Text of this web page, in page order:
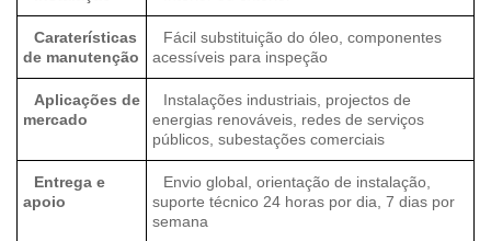
Caraterísticas
de manutenção
Fácil substituição do óleo, componentes
acessíveis para inspeção
Aplicações de
mercado
Instalações industriais, projectos de
energias renováveis, redes de serviços
públicos, subestações comerciais
Entrega e
apoio
Envio global, orientação de instalação,
suporte técnico 24 horas por dia, 7 dias por
semana